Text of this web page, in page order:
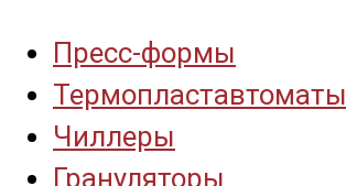
Пресс-формы
Термопластавтоматы
Чиллеры
Грануляторы